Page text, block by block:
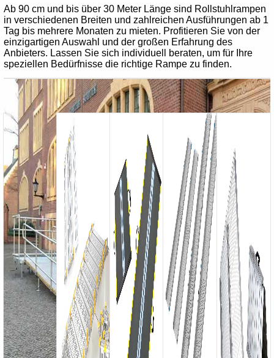
Ab 90 cm und bis über 30 Meter Länge sind Rollstuhlrampen
in verschiedenen Breiten und zahlreichen Ausführungen ab 1
Tag bis mehrere Monaten zu mieten. Profitieren Sie von der
einzigartigen Auswahl und der großen Erfahrung des
Anbieters. Lassen Sie sich individuell beraten, um für Ihre
speziellen Bedürfnisse die richtige Rampe zu finden.